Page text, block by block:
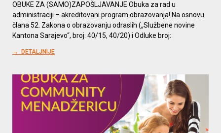
OBUKE ZA (SAMO)ZAPOŠLJAVANJE Obuka za rad u
administraciji – akreditovani program obrazovanja! Na osnovu
člana 52. Zakona o obrazovanju odraslih („Službene novine
Kantona Sarajevo“, broj: 40/15, 40/20) i Odluke broj:
→ DETALJNIJE